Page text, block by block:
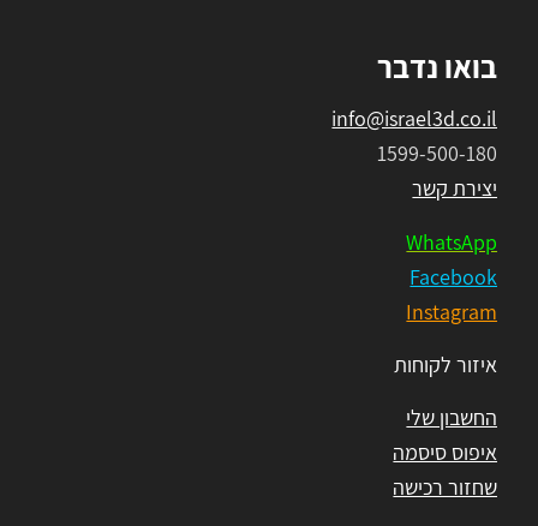
בואו נדבר
info@israel3d.co.il
1599-500-180
יצירת קשר
WhatsApp
Facebook
Instagram
איזור לקוחות
החשבון שלי
איפוס סיסמה
שחזור רכישה